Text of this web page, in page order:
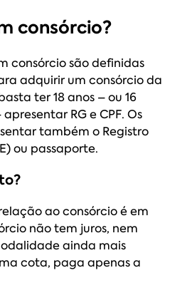
consórcio?
consórcio são definidas
adquirir um consórcio da
ter 18 anos – ou 16
RG e CPF. Os
também o Registro
ou passaporte.
ao consórcio é em
não tem juros, nem
ainda mais
cota, paga apenas a